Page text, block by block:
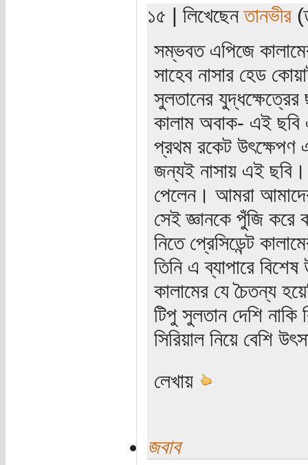
১৫ | লিখেছেনতানভীর
সম্ভবত এপিজে
সাহেব নাসার হেড
সুলতানের
কালাম অবাক- এই ছবি
প্রথম রকেট উৎক্ষেপণ
জন্যই নাসায় এই ছবি।
পেলেন। আমরা
সেই জ্ঞানকে পুঁজি করে
নিতে প্রেসিডেন্ট
তিনি এ ব্যাপারে
কালামের যে চৈতন্য
টিপু সুলতান দেশি নাকি
সিরিয়াল নিয়ে বেশি
লেখায়
জবাব